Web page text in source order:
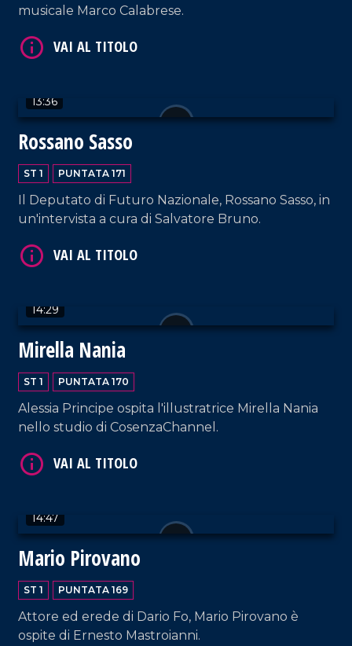
musicale Marco Calabrese.
13:36
Rossano Sasso
ST 1 PUNTATA 171
Il Deputato di Futuro Nazionale, Rossano Sasso, in
un'intervista a cura di Salvatore Bruno.
14:29
Mirella Nania
ST 1 PUNTATA 170
Alessia Principe ospita l'illustratrice Mirella Nania
nello studio di CosenzaChannel.
14:47
Mario Pirovano
ST 1 PUNTATA 169
Attore ed erede di Dario Fo, Mario Pirovano è
ospite di Ernesto Mastroianni.
VAI AL TITOLO
VAI AL TITOLO
VAI AL TITOLO